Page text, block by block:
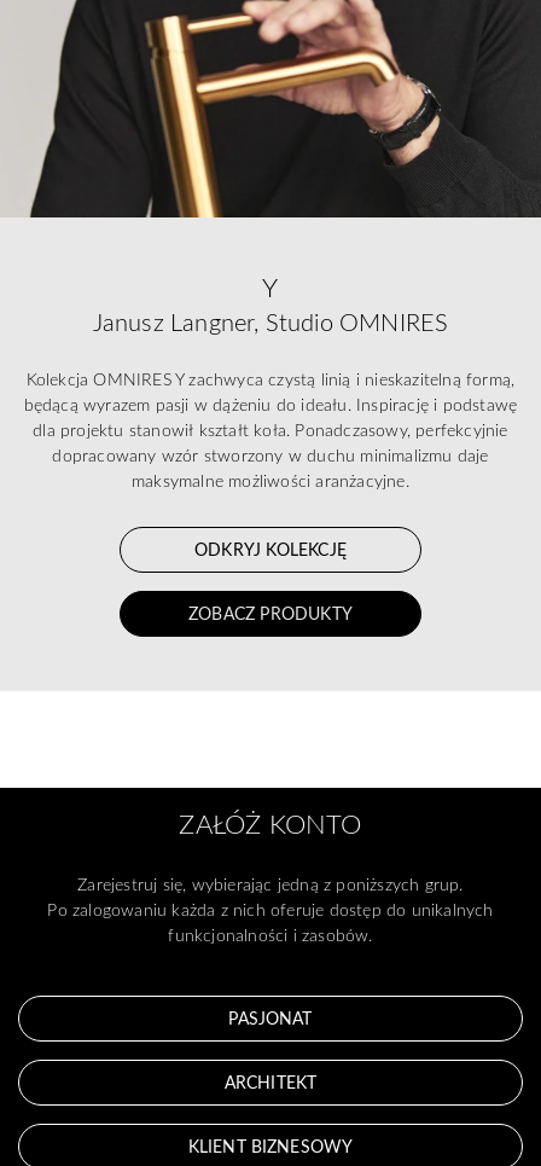
Y
Janusz Langner, Studio OMNIRES
Kolekcja OMNIRES Y zachwyca czystą linią i nieskazitelną formą,
będącą wyrazem pasji w dążeniu do ideału. Inspirację i podstawę
dla projektu stanowił kształt koła. Ponadczasowy, perfekcyjnie
dopracowany wzór stworzony w duchu minimalizmu daje
maksymalne możliwości aranżacyjne.
ODKRYJ KOLEKCJĘ
ZOBACZ PRODUKTY
ZAŁÓŻ KONTO
Zarejestruj się, wybierając jedną z poniższych grup.
Po zalogowaniu każda z nich oferuje dostęp do unikalnych
funkcjonalności i zasobów.
PASJONAT
ARCHITEKT
KLIENT BIZNESOWY